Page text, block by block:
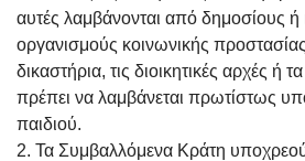
αυτές λαμβάνονται από δημοσίους ή
οργανισμούς κοινωνικής
δικαστήρια, τις διοικητικές αρχές ή
πρέπει να λαμβάνεται πρωτίστως
παιδιού.
2. Τα Συμβαλλόμενα Κράτη